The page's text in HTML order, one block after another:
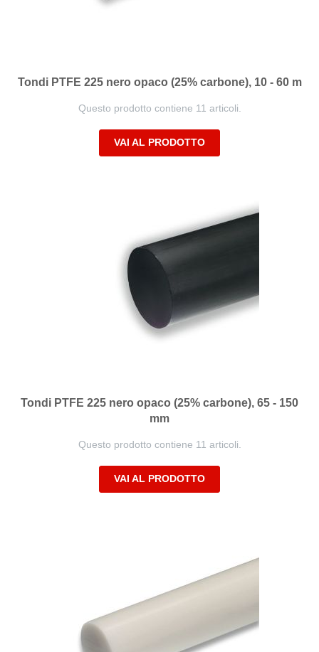
Tondi PTFE 225 nero opaco (25% carbone), 10 - 60 m
Questo prodotto contiene 11 articoli.
VAI AL PRODOTTO
Tondi PTFE 225 nero opaco (25% carbone), 65 - 150
mm
Questo prodotto contiene 11 articoli.
VAI AL PRODOTTO